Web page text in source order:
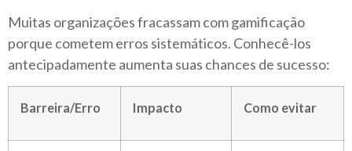
Muitas organizações fracassam com gamificação
porque cometem erros sistemáticos. Conhecê-los
antecipadamente aumenta suas chances de sucesso:
Barreira/Erro Impacto Como evitar